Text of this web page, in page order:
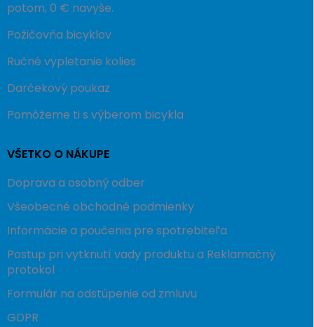
potom, 0 € navyše.
Požičovňa bicyklov
Ručné vypletanie kolies
Darčekový poukaz
Pomôžeme ti s výberom bicykla
VŠETKO O NÁKUPE
Doprava a osobný odber
Všeobecné obchodné podmienky
Informácie a poučenia pre spotrebiteľa
Postup pri vytknutí vady produktu a Reklamačný
protokol
Formulár na odstúpenie od zmluvu
GDPR